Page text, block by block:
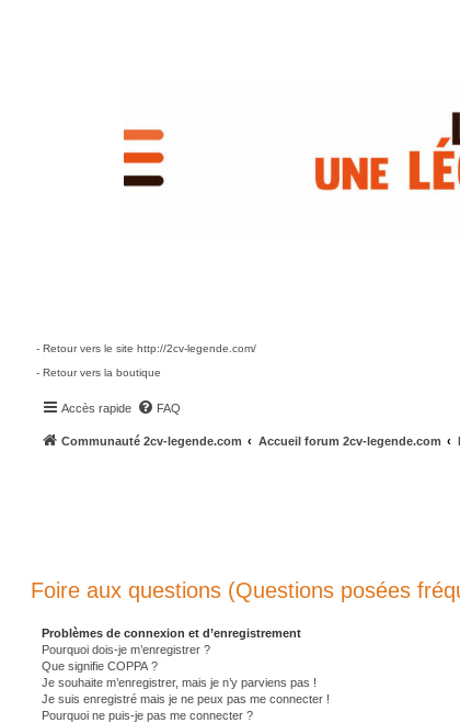
- Retour vers le site http://2cv-legende.com/
- Retour vers la boutique
Accès rapide FAQ
Communauté 2cv-legende.com Accueil forum 2cv-legende.com
Foire aux questions (Questions posées
Problèmes de connexion et d’enregistrement
Pourquoi dois-je m’enregistrer ?
Que signifie COPPA ?
Je souhaite m’enregistrer, mais je n’y parviens pas !
Je suis enregistré mais je ne peux pas me connecter !
Pourquoi ne puis-je pas me connecter ?